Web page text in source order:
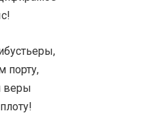
порту,
веры